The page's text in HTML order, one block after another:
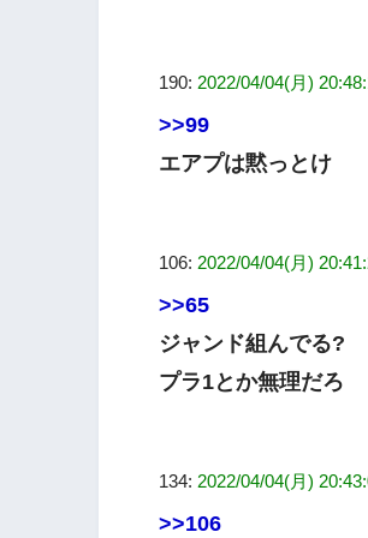
190: 2022/04/04(月)
>>99
エアプは黙っとけ
106: 2022/04/04(月)
>>65
ジャンド組んでる?
プラ1とか無理だろ
134: 2022/04/04(月)
>>106